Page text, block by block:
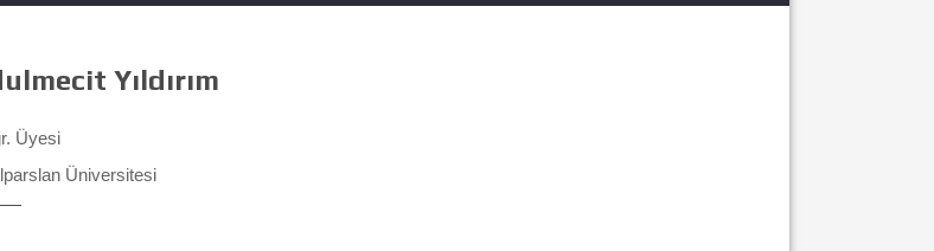
Yıldırım
Üyesi
Üniversitesi